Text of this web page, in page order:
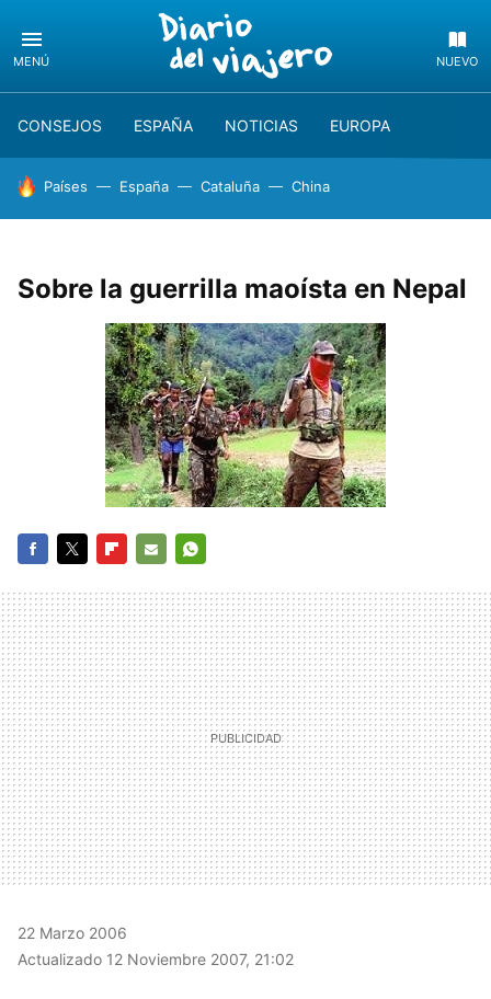
MENÚ NUEVO
CONSEJOS ESPAÑA NOTICIAS EUROPA
HOY SE HABLA DE
Países España Cataluña China
Sobre la guerrilla maoísta en Nepal
MAIL
22 Marzo 2006
Actualizado 12 Noviembre 2007, 21:02